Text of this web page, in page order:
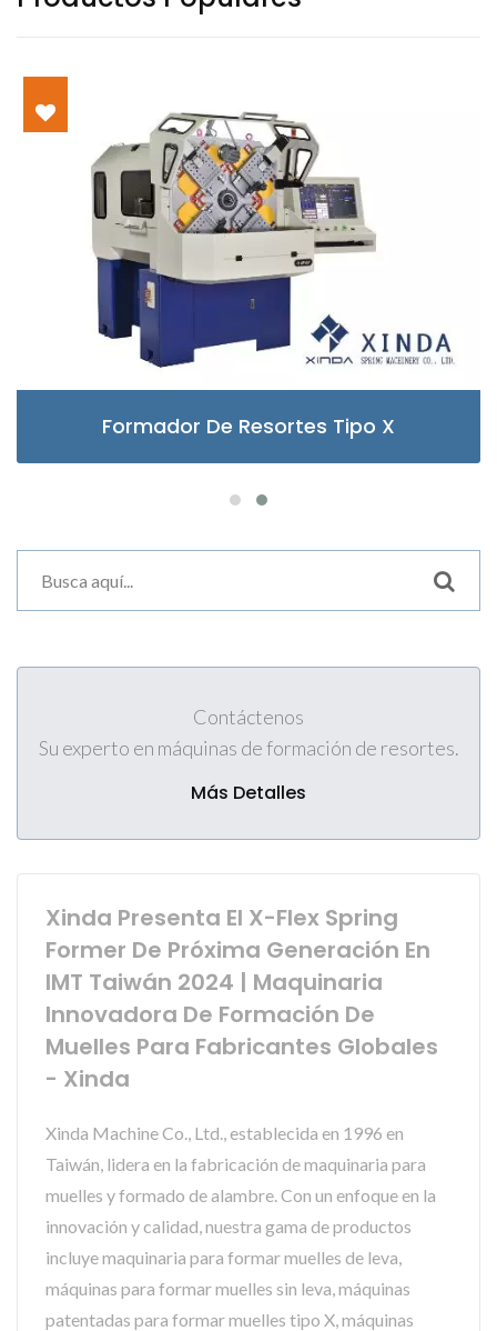
Formador De Resortes Tipo X
Contáctenos
Su experto en máquinas de formación de resortes.
Más Detalles
Xinda Presenta El X-Flex Spring
Former De Próxima Generación En
IMT Taiwán 2024 | Maquinaria
Innovadora De Formación De
Muelles Para Fabricantes Globales
- Xinda
Xinda Machine Co., Ltd., establecida en 1996 en
Taiwán, lidera en la fabricación de maquinaria para
muelles y formado de alambre. Con un enfoque en la
innovación y calidad, nuestra gama de productos
incluye maquinaria para formar muelles de leva,
máquinas para formar muelles sin leva, máquinas
patentadas para formar muelles tipo X, máquinas